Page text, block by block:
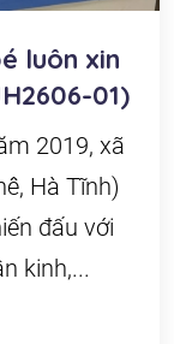
luôn xin
01)
2019, xã
Hà Tĩnh)
đấu với
kinh,...